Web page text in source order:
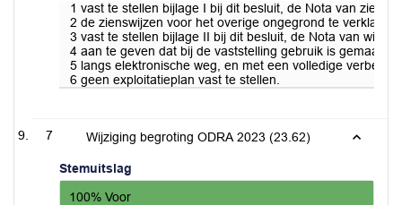
1 vast te stellen bijlage I bij dit besluit, de Nota van
2 de zienswijzen voor het overige ongegrond te
3 vast te stellen bijlage II bij dit besluit, de Nota van
4 aan te geven dat bij de vaststelling gebruik is gemaakt
5 langs elektronische weg, en met een volledige
6 geen exploitatieplan vast te stellen.
7 Wijziging begroting ODRA 2023 (23.62)
Stemuitslag
100% Voor